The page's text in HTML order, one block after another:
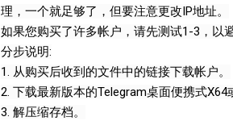
理，一个就足够了，但要注意更改IP地址。
如果您购买了许多帐户，请先测试1-3，以
分步说明:
1. 从购买后收到的文件中的链接下载帐户。
2. 下载最新版本的Telegram桌面便携式X64
3. 解压缩存档。